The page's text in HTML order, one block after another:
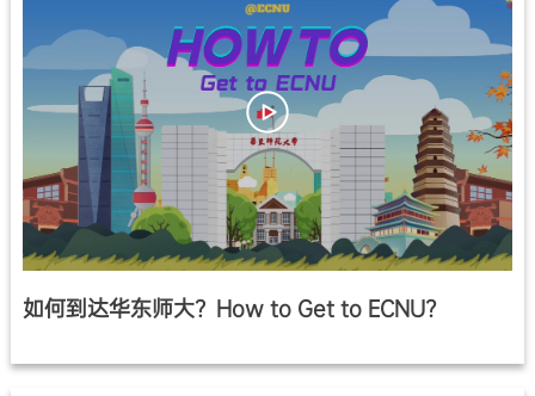
如何到达华东师大？How to Get to ECNU?